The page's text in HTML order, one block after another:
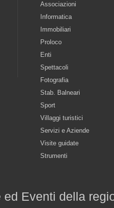
Associazioni
Informatica
Immobiliari
Proloco
Enti
Spettacoli
Fotografia
Stab. Balneari
Sport
Villaggi turistici
Servizi e Aziende
Visite guidate
Strumenti
ed Eventi della